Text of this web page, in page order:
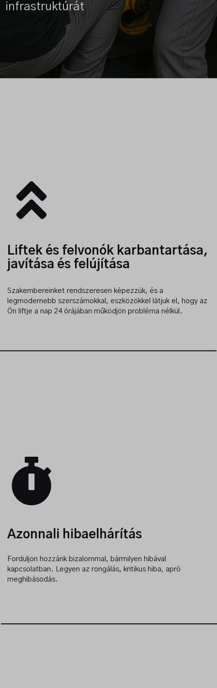
infrastruktúrát
Liftek és felvonók karbantartása,
javítása és felújítása
Szakembereinket rendszeresen képezzük, és a
legmodernebb szerszámokkal, eszközökkel látjuk el, hogy az
Ön liftje a nap 24 órájában működjön probléma nélkül.
Kérjen ajánlatot!
Vegye fel velünk a kapcsolatot, keresse bármelyik
Kapcsolat
Azonnali hibaelhárítás
Forduljon hozzánk bizalommal, bármilyen hibával
kapcsolatban. Legyen az rongálás, kritikus hiba, apró
meghibásodás.
munkatársunkat bizalommal!